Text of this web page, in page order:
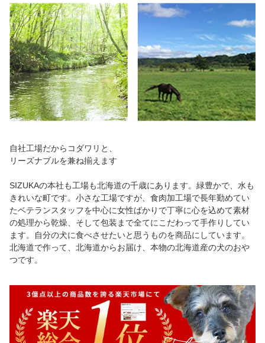
自社工場だからコダワリと、
リーズナブルを兼ね揃えます
SIZUKAの本社も工場も北海道の千歳にあります。緑豊かで、水も
きれいな町です。小さな工場ですが、食肉加工場で長年勤めてい
たベテランスタッフを中心に女性ばかりで丁寧に心を込めて素材
の処理から乾燥、そして包装まで全てにこだわって手作りしてい
ます。自分の犬に食べさせたいと思うものを商品にしています。
北海道で作って、北海道からお届け、本物の北海道産の犬のおや
つです。